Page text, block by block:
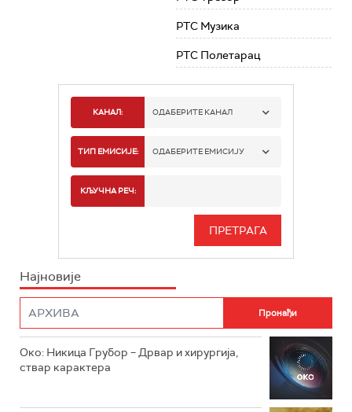
РТС Музика
РТС Полетарац
КАНАЛ: ОДАБЕРИТЕ КАНАЛ
РТС 1
РТС 3
РТС ЖИВОТ
ТИП ЕМИСИЈЕ: ОДАБЕРИТЕ ЕМИСИЈУ
ИНФО
КЉУЧНА РЕЧ:
Најновије
Око: Никица Грубор – Дрвар и хирургија,
ствар карактера